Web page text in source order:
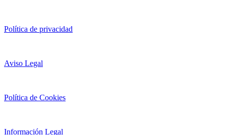
Política de privacidad
Aviso Legal
Política de Cookies
Información Legal